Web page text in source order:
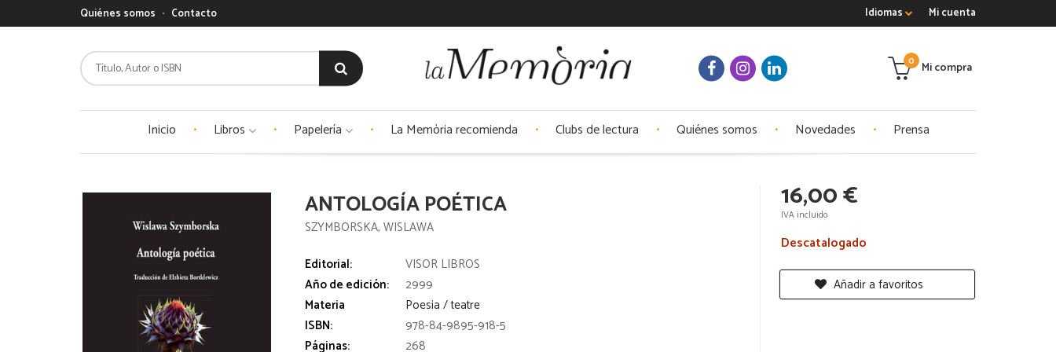
Mi cuenta
Idiomas
Quiénes somos Contacto
Mi compra
0
Inicio Libros Papelería La Memòria recomienda Clubs de lectura Quiénes somos Novedades Prensa
ANTOLOGÍA POÉTICA
SZYMBORSKA, WISLAWA
Editorial:
VISOR LIBROS
Año de edición:
2999
Materia
Poesia / teatre
ISBN:
978-84-9895-918-5
Páginas:
268
16,00 €
IVA incluido
Descatalogado
Añadir a favoritos